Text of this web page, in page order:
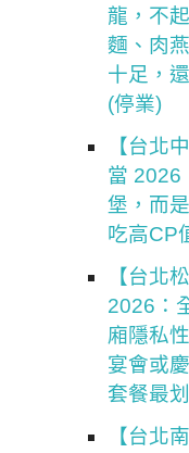
龍，不
麵、肉
十足，
(停業)
【台北
當 2026
堡，而
吃高CP
【台北
2026：
廂隱私
宴會或
套餐最
【台北